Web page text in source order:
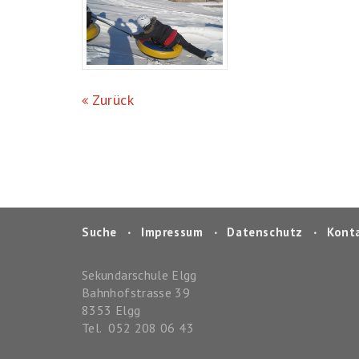
Zurück
Suche ‧ Impressum ‧ Datenschutz ‧
Sekundarschule Elgg
Bahnhofstrasse 39
8353 Elgg
Tel. 052 208 06 43